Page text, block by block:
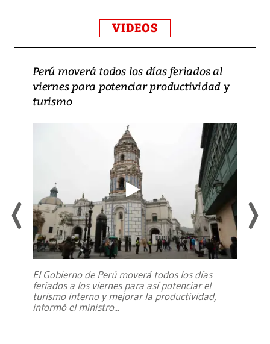
VIDEOS
Perú moverá todos los días feriados al
viernes para potenciar productividad y
turismo
El Gobierno de Perú moverá todos los días
feriados a los viernes para así potenciar el
turismo interno y mejorar la productividad,
informó el ministro...